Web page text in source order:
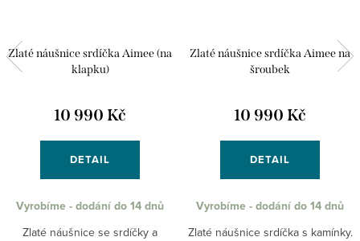
Zlaté náušnice srdíčka Aimee (na
klapku)
10 990 Kč
DETAIL
Vyrobíme - dodání do 14 dnů
Zlaté náušnice se srdíčky a
Zlaté náušnice srdíčka Aimee na
šroubek
10 990 Kč
DETAIL
Vyrobíme - dodání do 14 dnů
Zlaté náušnice srdíčka s kamínky.